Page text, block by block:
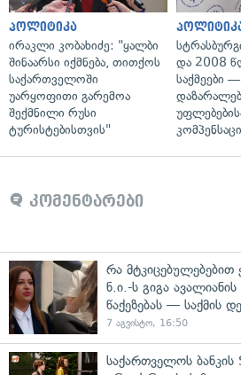
პოლიტიკა
ირაკლი კობახიძე: "ყალბი
შინაარსი იქმნება, თითქოს
საქართველოში
უარყოფითი გარემოა
შექმნილი რუსი
ტურისტებისთვის"
და 2008
საქმეები
კომენტარები
რა მტკიცებულებებით
ნ.ი.-ს გიგა
წაქეზებას — საქმის
7 აგვისტო, 16:50
საქართველოს